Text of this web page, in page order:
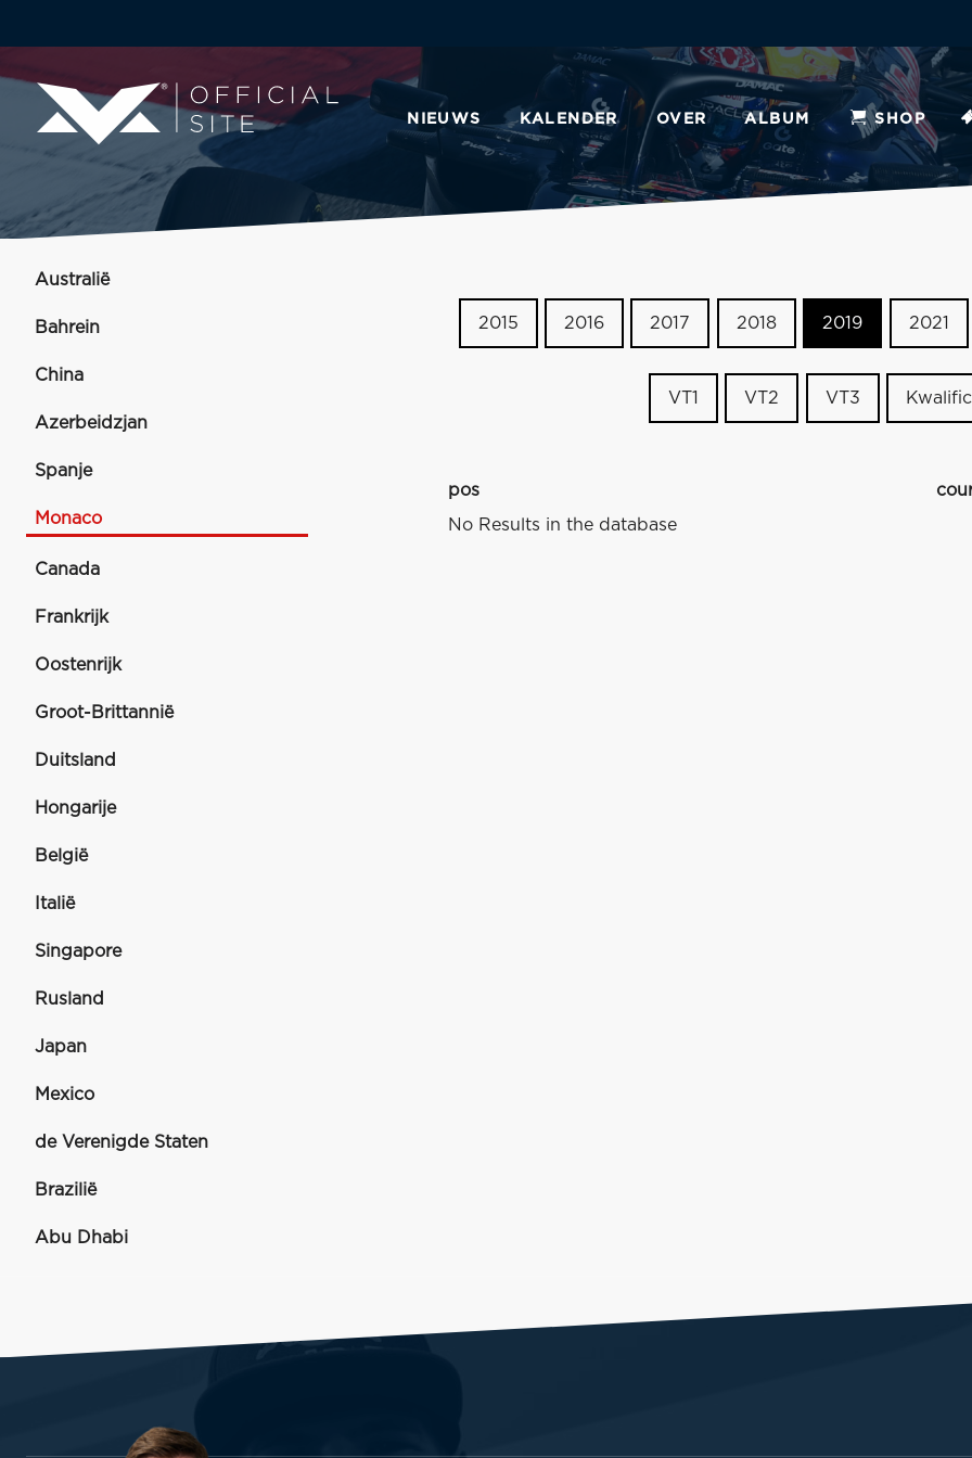
NIEUWS KALENDER OVER ALBUM SHOP
Australië
Bahrein
China
Azerbeidzjan
Spanje
Monaco
Canada
Frankrijk
Oostenrijk
Groot-Brittannië
Duitsland
Hongarije
België
Italië
Singapore
Rusland
Japan
Mexico
de Verenigde Staten
Brazilië
Abu Dhabi
2015 2016 2017 2018 2019 2021
VT1 VT2 VT3
pos
No Results in the database